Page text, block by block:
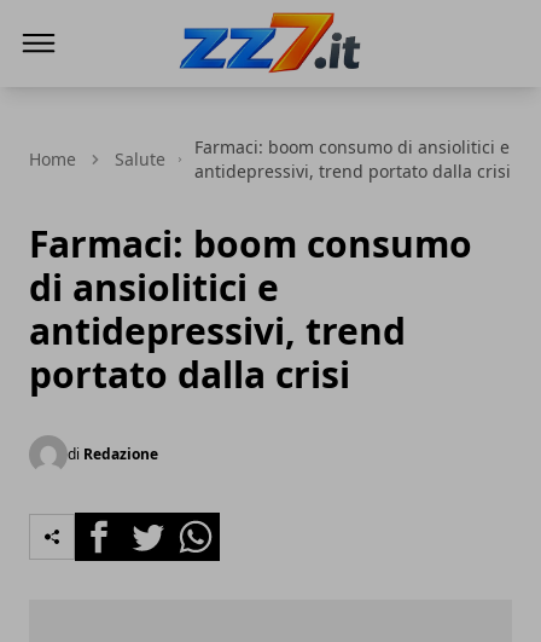
Home Salute
Farmaci: boom consumo di ansiolitici e
antidepressivi, trend portato dalla crisi
Farmaci: boom consumo
di ansiolitici e
antidepressivi, trend
portato dalla crisi
di Redazione
FacebookTwitterWhatsapp